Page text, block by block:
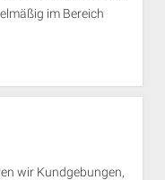
im Bereich
wir Kundgebungen,